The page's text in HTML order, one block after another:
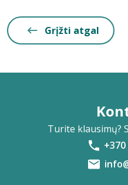
Grįžti atgal
Turite klausimų?
+370